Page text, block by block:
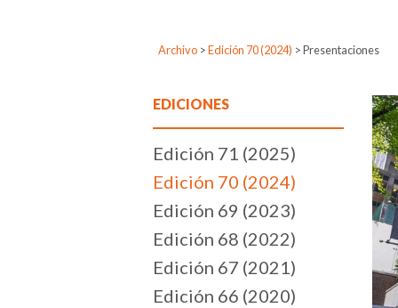
Archivo > Edición 70 (2024) >Presentaciones
EDICIONES
Edición 71 (2025)
Edición 70 (2024)
Edición 69 (2023)
Edición 68 (2022)
Edición 67 (2021)
Edición 66 (2020)